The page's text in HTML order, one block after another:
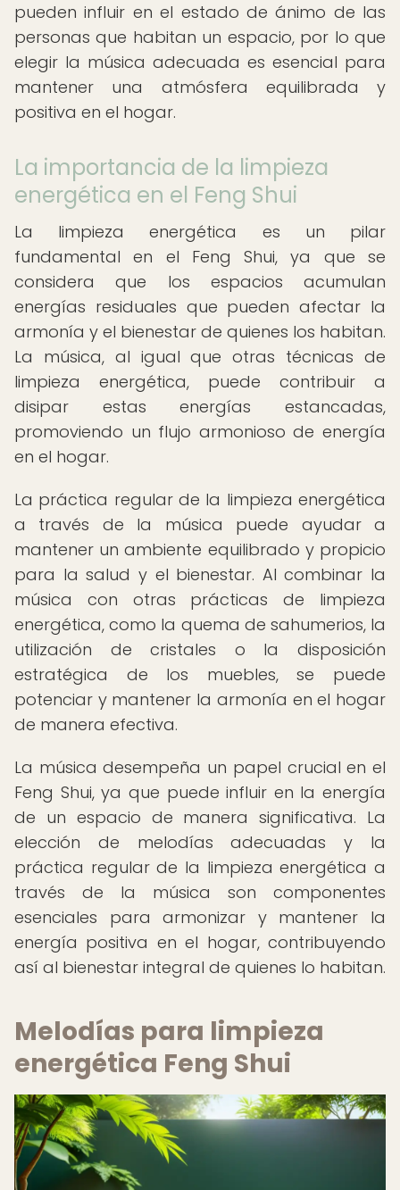
pueden influir en el estado de ánimo de las
personas que habitan un espacio, por lo que
elegir la música adecuada es esencial para
mantener una atmósfera equilibrada y
positiva en el hogar.
La importancia de la limpieza
energética en el Feng Shui
La limpieza energética es un pilar
fundamental en el Feng Shui, ya que se
considera que los espacios acumulan
energías residuales que pueden afectar la
armonía y el bienestar de quienes los habitan.
La música, al igual que otras técnicas de
limpieza energética, puede contribuir a
disipar estas energías estancadas,
promoviendo un flujo armonioso de energía
en el hogar.
La práctica regular de la limpieza energética
a través de la música puede ayudar a
mantener un ambiente equilibrado y propicio
para la salud y el bienestar. Al combinar la
música con otras prácticas de limpieza
energética, como la quema de sahumerios, la
utilización de cristales o la disposición
estratégica de los muebles, se puede
potenciar y mantener la armonía en el hogar
de manera efectiva.
La música desempeña un papel crucial en el
Feng Shui, ya que puede influir en la energía
de un espacio de manera significativa. La
elección de melodías adecuadas y la
práctica regular de la limpieza energética a
través de la música son componentes
esenciales para armonizar y mantener la
energía positiva en el hogar, contribuyendo
así al bienestar integral de quienes lo habitan.
Melodías para limpieza
energética Feng Shui